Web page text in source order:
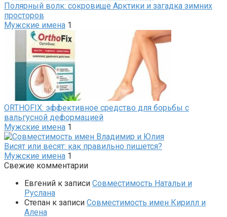
Полярный волк: сокровище Арктики и загадка зимних
просторов
Мужские имена 1
ORTHOFIX: эффективное средство для борьбы с
вальгусной деформацией
Мужские имена 1
Висят или весят: как правильно пишется?
Мужские имена 1
Свежие комментарии
Евгений к записи Совместимость Натальи и
Руслана
Степан к записи Совместимость имен Кирилл и
Алена